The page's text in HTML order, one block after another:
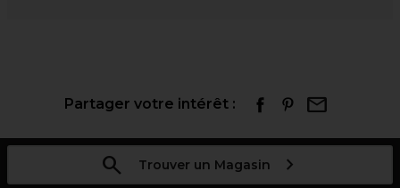
Partager votre intérêt :
Trouver un Magasin